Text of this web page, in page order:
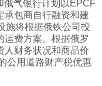
俄气银行计划以EPCF
承包商自行融资和建
施将根据俄铁公司投
运费方案。根据俄罗
人财务状况和商品价
公用道路财产税优惠